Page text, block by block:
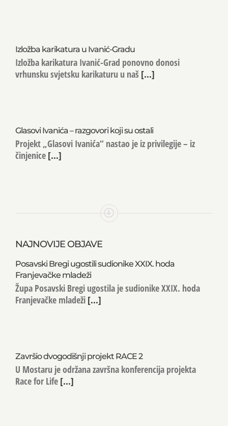
Izložba karikatura u Ivanić-Gradu
Izložba karikatura Ivanić-Grad ponovno donosi
vrhunsku svjetsku karikaturu u naš [...]
Glasovi Ivanića – razgovori koji su ostali
Projekt „Glasovi Ivanića“ nastao je iz privilegije – iz
činjenice [...]
NAJNOVIJE OBJAVE
Posavski Bregi ugostili sudionike XXIX. hoda
Franjevačke mladeži
Župa Posavski Bregi ugostila je sudionike XXIX. hoda
Franjevačke mladeži [...]
Završio dvogodišnji projekt RACE 2
U Mostaru je održana završna konferencija projekta
Race for Life [...]